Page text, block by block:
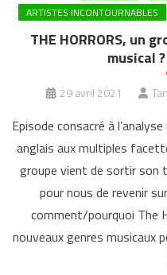
ARTISTES INCONTOURNABLES
THE HORRORS, un
musical
29 avril 2021
Episode consacré à
anglais aux multiples
groupe vient de sortir son
pour nous de revenir
comment/pourquoi The
nouveaux genres musicaux